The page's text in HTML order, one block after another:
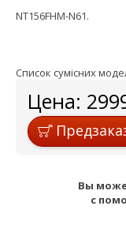
NT156FHM-N61.
Список сумісних
Цена:
Вы
с